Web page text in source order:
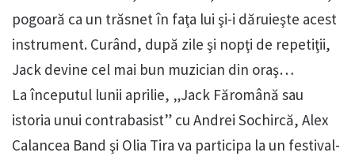
pogoară ca un trăsnet în faţa lui şi-i dăruieşte acest
instrument. Curând, după zile şi nopţi de repetiţii,
Jack devine cel mai bun muzician din oraş…
La începutul lunii aprilie, „Jack Făromână sau
istoria unui contrabasist” cu Andrei Sochircă, Alex
Calancea Band şi Olia Tira va participa la un festival-